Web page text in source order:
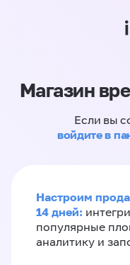
Магазин
Если вы
войдите в
Настроим
14 дней:
популярные
аналитику и